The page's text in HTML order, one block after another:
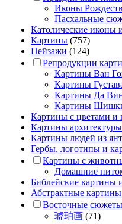
Иконы
Пасхальные
Католические иконы
Картины (757)
Пейзажи (124)
Репродукции
Картины Ван
Картины
Картины Да
Картины
Картины с цветами и
Картины архитектуры
Картины людей из
Гербы, логотипы и
Картины с
Домашние
Библейские картины
Абстрактные картины
Восточные сюжеты
琥珀画 (71)